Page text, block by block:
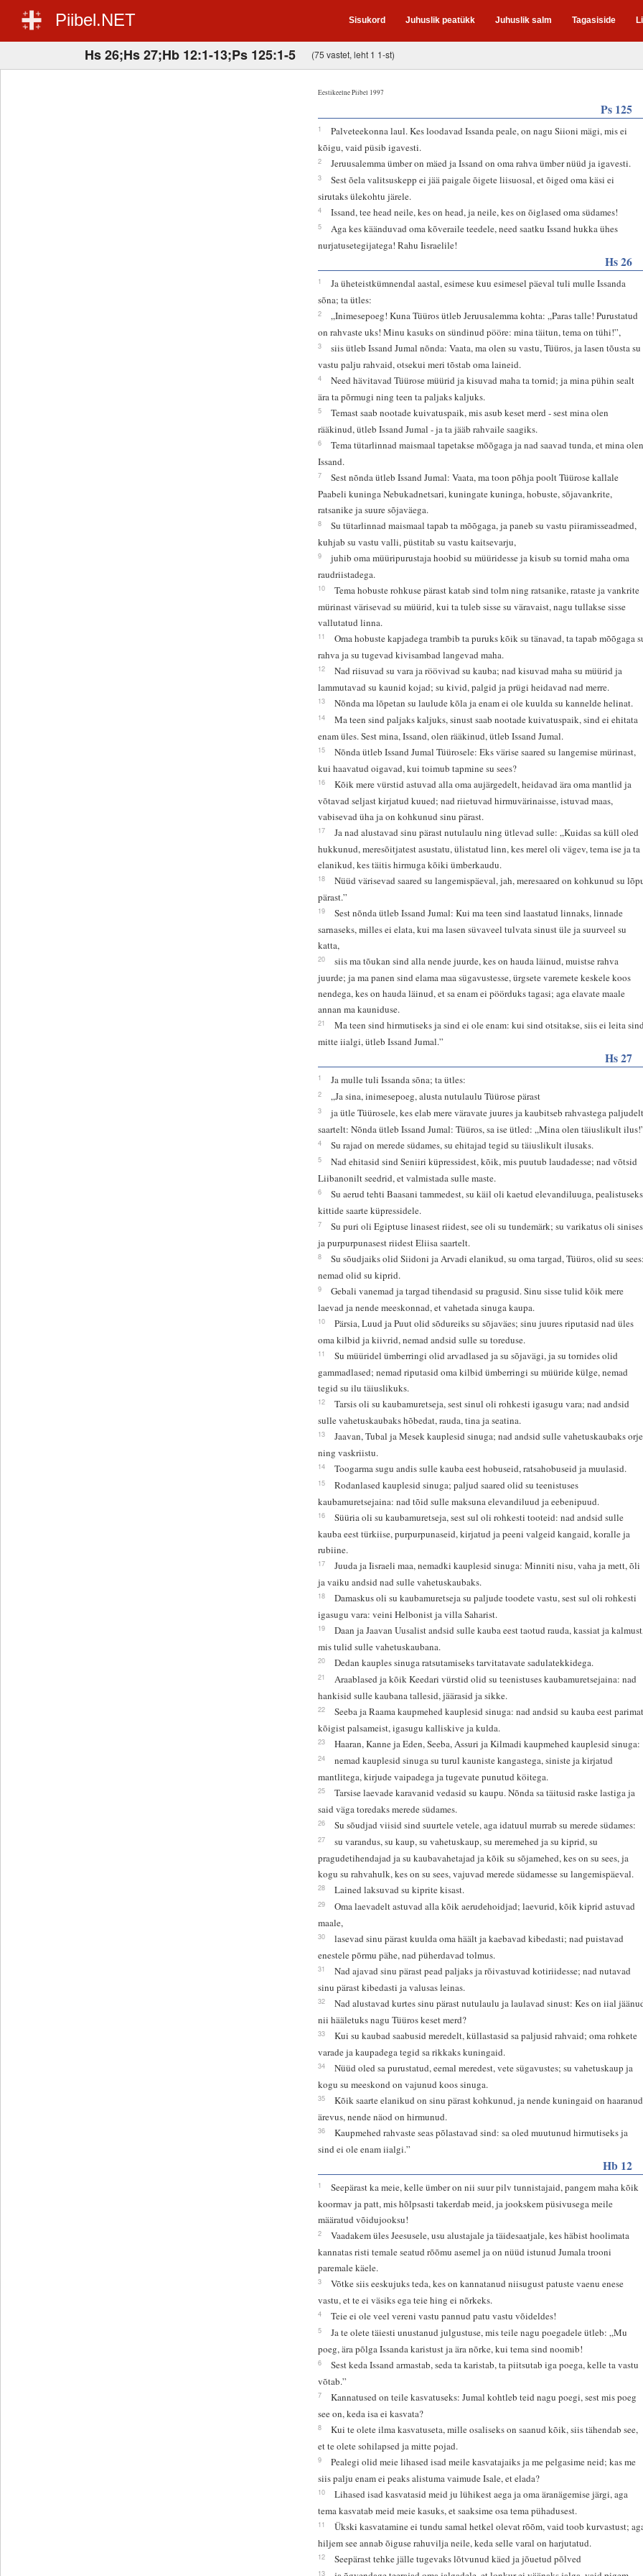
Piibel.NET Sisukord Juhuslik peatükk Juhuslik salm Tagasiside
Hs 26;Hs 27;Hb 12:1-13;Ps 125:1-5 (75 vastet, leht 1 1-st)
Eestikeelne Piibel 1997
Ps 125
1
Palveteekonna laul. Kes loodavad Issanda peale, on nagu Siioni mägi, mis ei
kõigu, vaid püsib igavesti.
2 Jeruusalemma ümber on mäed ja Issand on oma rahva ümber nüüd ja igavesti.
3
Sest õela valitsuskepp ei jää paigale õigete liisuosal, et õiged oma käsi ei
sirutaks ülekohtu järele.
4 Issand, tee head neile, kes on head, ja neile, kes on õiglased oma südames!
5
Aga kes käänduvad oma kõveraile teedele, need saatku Issand hukka ühes
nurjatusetegijatega! Rahu Iisraelile!
Hs 26
1
Ja üheteistkümnendal aastal, esimese kuu esimesel päeval tuli mulle Issanda
sõna; ta ütles:
2
„Inimesepoeg! Kuna Tüüros ütleb Jeruusalemma kohta: „Paras talle! Purustatud
on rahvaste uks! Minu kasuks on sündinud pööre: mina täitun, tema on tühi!”,
3
siis ütleb Issand Jumal nõnda: Vaata, ma olen su vastu, Tüüros, ja lasen tõusta su
vastu palju rahvaid, otsekui meri tõstab oma laineid.
4
Need hävitavad Tüürose müürid ja kisuvad maha ta tornid; ja mina pühin sealt
ära ta põrmugi ning teen ta paljaks kaljuks.
5
Temast saab nootade kuivatuspaik, mis asub keset merd - sest mina olen
rääkinud, ütleb Issand Jumal - ja ta jääb rahvaile saagiks.
6
Tema tütarlinnad maismaal tapetakse mõõgaga ja nad saavad tunda, et mina olen
Issand.
7
Sest nõnda ütleb Issand Jumal: Vaata, ma toon põhja poolt Tüürose kallale
Paabeli kuninga Nebukadnetsari, kuningate kuninga, hobuste, sõjavankrite,
ratsanike ja suure sõjaväega.
8
Su tütarlinnad maismaal tapab ta mõõgaga, ja paneb su vastu piiramisseadmed,
kuhjab su vastu valli, püstitab su vastu kaitsevarju,
9
juhib oma müüripurustaja hoobid su müüridesse ja kisub su tornid maha oma
raudriistadega.
10
Tema hobuste rohkuse pärast katab sind tolm ning ratsanike, rataste ja vankrite
mürinast värisevad su müürid, kui ta tuleb sisse su väravaist, nagu tullakse sisse
vallutatud linna.
11
Oma hobuste kapjadega trambib ta puruks kõik su tänavad, ta tapab mõõgaga
rahva ja su tugevad kivisambad langevad maha.
12
Nad riisuvad su vara ja röövivad su kauba; nad kisuvad maha su müürid ja
lammutavad su kaunid kojad; su kivid, palgid ja prügi heidavad nad merre.
13 Nõnda ma lõpetan su laulude kõla ja enam ei ole kuulda su kannelde helinat.
14
Ma teen sind paljaks kaljuks, sinust saab nootade kuivatuspaik, sind ei ehitata
enam üles. Sest mina, Issand, olen rääkinud, ütleb Issand Jumal.
15
Nõnda ütleb Issand Jumal Tüürosele: Eks värise saared su langemise mürinast,
kui haavatud oigavad, kui toimub tapmine su sees?
16
Kõik mere vürstid astuvad alla oma aujärgedelt, heidavad ära oma mantlid ja
võtavad seljast kirjatud kuued; nad riietuvad hirmuvärinaisse, istuvad maas,
vabisevad üha ja on kohkunud sinu pärast.
17
Ja nad alustavad sinu pärast nutulaulu ning ütlevad sulle: „Kuidas sa küll oled
hukkunud, meresõitjatest asustatu, ülistatud linn, kes merel oli vägev, tema ise ja ta
elanikud, kes täitis hirmuga kõiki ümberkaudu.
18
Nüüd värisevad saared su langemispäeval, jah, meresaared on kohkunud su
pärast.”
19
Sest nõnda ütleb Issand Jumal: Kui ma teen sind laastatud linnaks, linnade
sarnaseks, milles ei elata, kui ma lasen süvaveel tulvata sinust üle ja suurveel su
katta,
20
siis ma tõukan sind alla nende juurde, kes on hauda läinud, muistse rahva
juurde; ja ma panen sind elama maa sügavustesse, ürgsete varemete keskele koos
nendega, kes on hauda läinud, et sa enam ei pöörduks tagasi; aga elavate maale
annan ma kauniduse.
21
Ma teen sind hirmutiseks ja sind ei ole enam: kui sind otsitakse, siis ei leita sind
mitte iialgi, ütleb Issand Jumal.”
Hs 27
1 Ja mulle tuli Issanda sõna; ta ütles:
2 „Ja sina, inimesepoeg, alusta nutulaulu Tüürose pärast
3
ja ütle Tüürosele, kes elab mere väravate juures ja kaubitseb rahvastega paljudelt
saartelt: Nõnda ütleb Issand Jumal: Tüüros, sa ise ütled: „Mina olen täiuslikult
4 Su rajad on merede südames, su ehitajad tegid su täiuslikult ilusaks.
5
Nad ehitasid sind Seniiri küpressidest, kõik, mis puutub laudadesse; nad võtsid
Liibanonilt seedrid, et valmistada sulle maste.
6
Su aerud tehti Baasani tammedest, su käil oli kaetud elevandiluuga, pealistuseks
kittide saarte küpressidele.
7
Su puri oli Egiptuse linasest riidest, see oli su tundemärk; su varikatus oli
ja purpurpunasest riidest Eliisa saartelt.
8
Su sõudjaiks olid Siidoni ja Arvadi elanikud, su oma targad, Tüüros, olid su sees:
nemad olid su kiprid.
9
Gebali vanemad ja targad tihendasid su pragusid. Sinu sisse tulid kõik mere
laevad ja nende meeskonnad, et vahetada sinuga kaupa.
10
Pärsia, Luud ja Puut olid sõdureiks su sõjaväes; sinu juures riputasid nad üles
oma kilbid ja kiivrid, nemad andsid sulle su toreduse.
11
Su müüridel ümberringi olid arvadlased ja su sõjavägi, ja su tornides olid
gammadlased; nemad riputasid oma kilbid ümberringi su müüride külge, nemad
tegid su ilu täiuslikuks.
12
Tarsis oli su kaubamuretseja, sest sinul oli rohkesti igasugu vara; nad andsid
sulle vahetuskaubaks hõbedat, rauda, tina ja seatina.
13
Jaavan, Tubal ja Mesek kauplesid sinuga; nad andsid sulle vahetuskaubaks orje
ning vaskriistu.
14 Toogarma sugu andis sulle kauba eest hobuseid, ratsahobuseid ja muulasid.
15
Rodanlased kauplesid sinuga; paljud saared olid su teenistuses
kaubamuretsejaina: nad tõid sulle maksuna elevandiluud ja eebenipuud.
16
Süüria oli su kaubamuretseja, sest sul oli rohkesti tooteid: nad andsid sulle
kauba eest türkiise, purpurpunaseid, kirjatud ja peeni valgeid kangaid, koralle ja
rubiine.
17
Juuda ja Iisraeli maa, nemadki kauplesid sinuga: Minniti nisu, vaha ja mett, õli
ja vaiku andsid nad sulle vahetuskaubaks.
18
Damaskus oli su kaubamuretseja su paljude toodete vastu, sest sul oli rohkesti
igasugu vara: veini Helbonist ja villa Saharist.
19
Daan ja Jaavan Uusalist andsid sulle kauba eest taotud rauda, kassiat ja kalmust,
mis tulid sulle vahetuskaubana.
20 Dedan kauples sinuga ratsutamiseks tarvitatavate sadulatekkidega.
21
Araablased ja kõik Keedari vürstid olid su teenistuses kaubamuretsejaina: nad
hankisid sulle kaubana tallesid, jäärasid ja sikke.
22
Seeba ja Raama kaupmehed kauplesid sinuga: nad andsid su kauba eest parimat
kõigist palsameist, igasugu kalliskive ja kulda.
23 Haaran, Kanne ja Eden, Seeba, Assuri ja Kilmadi kaupmehed kauplesid sinuga:
24
nemad kauplesid sinuga su turul kauniste kangastega, siniste ja kirjatud
mantlitega, kirjude vaipadega ja tugevate punutud köitega.
25
Tarsise laevade karavanid vedasid su kaupu. Nõnda sa täitusid raske lastiga ja
said väga toredaks merede südames.
26 Su sõudjad viisid sind suurtele vetele, aga idatuul murrab su merede südames:
27
su varandus, su kaup, su vahetuskaup, su meremehed ja su kiprid, su
pragudetihendajad ja su kaubavahetajad ja kõik su sõjamehed, kes on su sees, ja
kogu su rahvahulk, kes on su sees, vajuvad merede südamesse su langemispäeval.
28 Lained laksuvad su kiprite kisast.
29
Oma laevadelt astuvad alla kõik aerudehoidjad; laevurid, kõik kiprid astuvad
maale,
30
lasevad sinu pärast kuulda oma häält ja kaebavad kibedasti; nad puistavad
enestele põrmu pähe, nad püherdavad tolmus.
31
Nad ajavad sinu pärast pead paljaks ja rõivastuvad kotiriidesse; nad nutavad
sinu pärast kibedasti ja valusas leinas.
32
Nad alustavad kurtes sinu pärast nutulaulu ja laulavad sinust: Kes on iial
nii hääletuks nagu Tüüros keset merd?
33
Kui su kaubad saabusid meredelt, küllastasid sa paljusid rahvaid; oma rohkete
varade ja kaupadega tegid sa rikkaks kuningaid.
34
Nüüd oled sa purustatud, eemal meredest, vete sügavustes; su vahetuskaup ja
kogu su meeskond on vajunud koos sinuga.
35
Kõik saarte elanikud on sinu pärast kohkunud, ja nende kuningaid on haaranud
ärevus, nende näod on hirmunud.
36
Kaupmehed rahvaste seas põlastavad sind: sa oled muutunud hirmutiseks ja
sind ei ole enam iialgi.”
Hb 12
1
Seepärast ka meie, kelle ümber on nii suur pilv tunnistajaid, pangem maha kõik
koormav ja patt, mis hõlpsasti takerdab meid, ja jookskem püsivusega meile
määratud võidujooksu!
2
Vaadakem üles Jeesusele, usu alustajale ja täidesaatjale, kes häbist hoolimata
kannatas risti temale seatud rõõmu asemel ja on nüüd istunud Jumala trooni
paremale käele.
3
Võtke siis eeskujuks teda, kes on kannatanud niisugust patuste vaenu enese
vastu, et te ei väsiks ega teie hing ei nõrkeks.
4 Teie ei ole veel vereni vastu pannud patu vastu võideldes!
5
Ja te olete täiesti unustanud julgustuse, mis teile nagu poegadele ütleb: „Mu
poeg, ära põlga Issanda karistust ja ära nõrke, kui tema sind noomib!
6
Sest keda Issand armastab, seda ta karistab, ta piitsutab iga poega, kelle ta vastu
võtab.”
7
Kannatused on teile kasvatuseks: Jumal kohtleb teid nagu poegi, sest mis poeg
see on, keda isa ei kasvata?
8
Kui te olete ilma kasvatuseta, mille osaliseks on saanud kõik, siis tähendab see,
et te olete sohilapsed ja mitte pojad.
9
Pealegi olid meie lihased isad meile kasvatajaiks ja me pelgasime neid; kas me
siis palju enam ei peaks alistuma vaimude Isale, et elada?
10
Lihased isad kasvatasid meid ju lühikest aega ja oma äranägemise järgi, aga
tema kasvatab meid meie kasuks, et saaksime osa tema pühadusest.
11
Ükski kasvatamine ei tundu samal hetkel olevat rõõm, vaid toob kurvastust;
hiljem see annab õiguse rahuvilja neile, keda selle varal on harjutatud.
12 Seepärast tehke jälle tugevaks lõtvunud käed ja jõuetud põlved
13